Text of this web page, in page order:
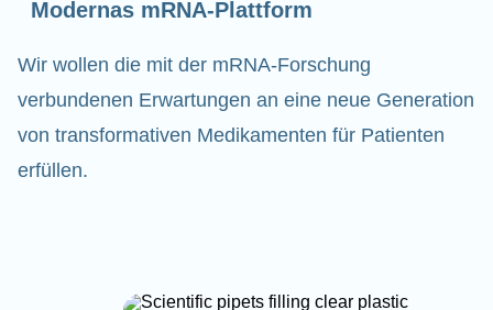
Modernas mRNA-Plattform
Wir wollen die mit der mRNA-Forschung
verbundenen Erwartungen an eine neue Generation
von transformativen Medikamenten für Patienten
erfüllen.